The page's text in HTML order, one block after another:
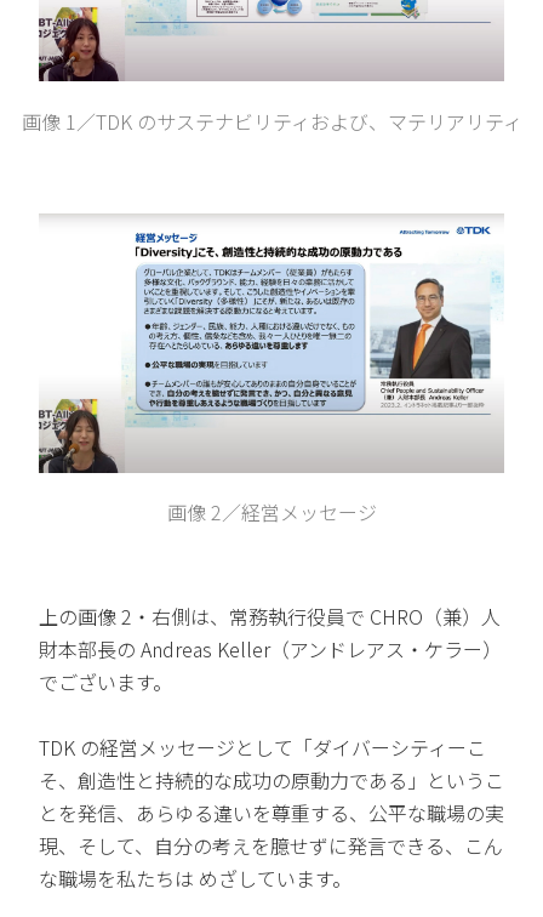
画像 1／TDK のサステナビリティおよび、マテリアリティ
画像 2／経営メッセージ
上の画像 2・右側は、常務執行役員で CHRO（兼）人
財本部長の Andreas Keller（アンドレアス・ケラー）
でございます。
TDK の経営メッセージとして「ダイバーシティーこ
そ、創造性と持続的な成功の原動力である」というこ
とを発信、あらゆる違いを尊重する、公平な職場の実
現、そして、自分の考えを臆せずに発言できる、こん
な職場を私たちは めざしています。